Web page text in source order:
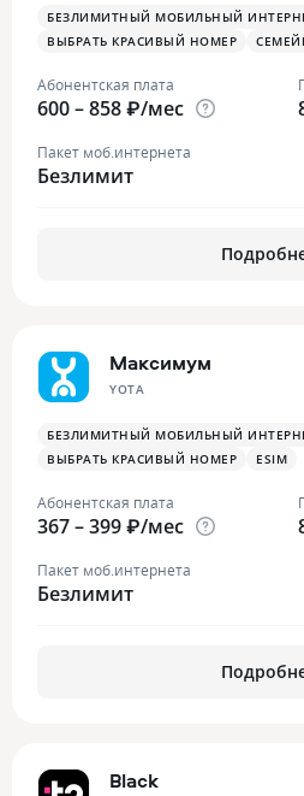
БЕЗЛИМИТНЫЙ МОБИЛЬНЫЙ
ВЫБРАТЬ КРАСИВЫЙ НОМЕР
Абонентская плата
600 – 858 ₽/мес
Пакет моб.интернета
Безлимит
Максимум
YOTA
БЕЗЛИМИТНЫЙ МОБИЛЬНЫЙ
ВЫБРАТЬ КРАСИВЫЙ НОМЕР
ESIM
Абонентская плата
367 – 399 ₽/мес
Пакет моб.интернета
Безлимит
Black